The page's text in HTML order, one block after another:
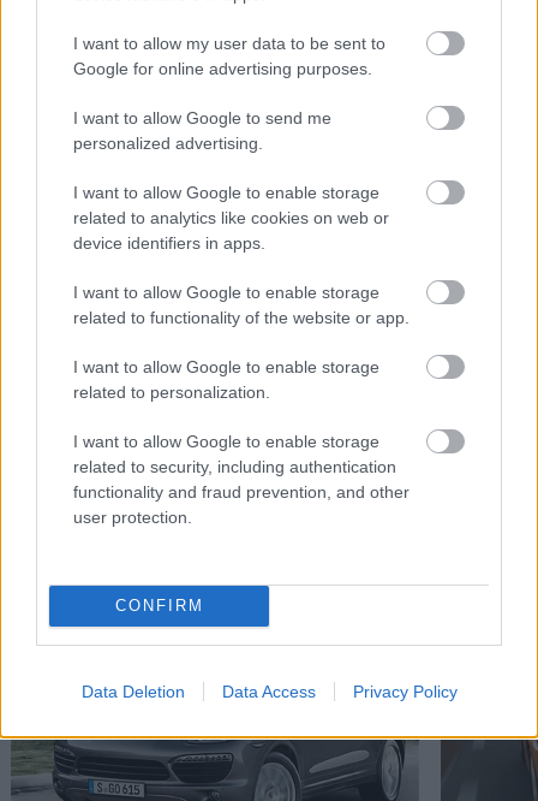
I want to allow my user data to be sent to
Google for online advertising purposes.
I want to allow Google to send me
personalized advertising.
I want to allow Google to enable storage
related to analytics like cookies on web or
device identifiers in apps.
I want to allow Google to enable storage
related to functionality of the website or app.
I want to allow Google to enable storage
related to personalization.
I want to allow Google to enable storage
related to security, including authentication
functionality and fraud prevention, and other
user protection.
CONFIRM
Data Deletion Data Access Privacy Policy
Διαβάστε επίσης